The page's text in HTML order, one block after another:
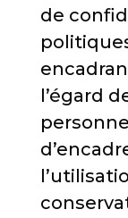
de
l’égard